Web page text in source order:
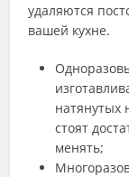
удаляются
вашей кухне.
натянутых
стоят
менять;